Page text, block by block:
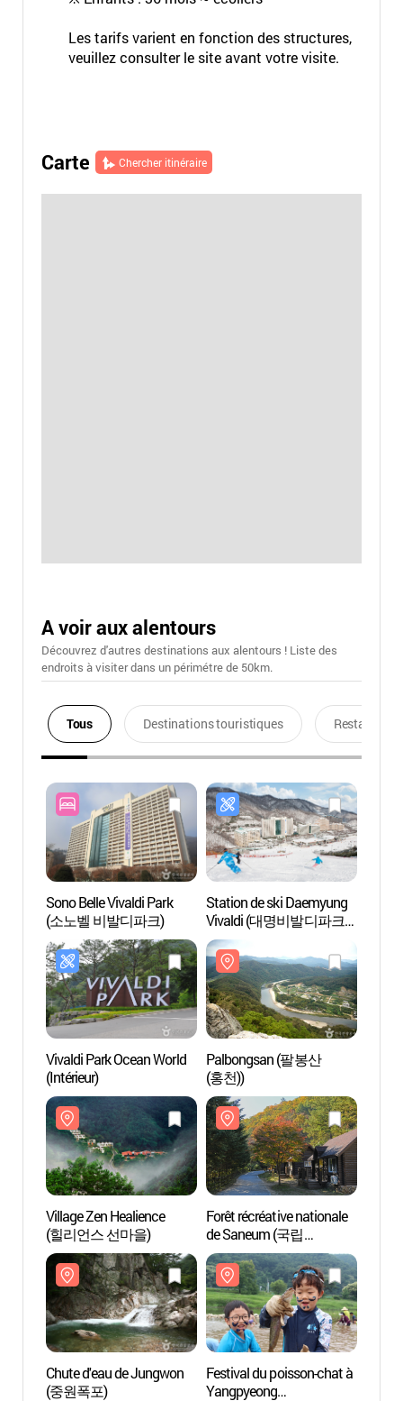
Les tarifs varient en fonction des structures,
veuillez consulter le site avant votre visite.
Carte Chercher itinéraire
A voir aux alentours
Découvrez d'autres destinations aux alentours ! Liste des
endroits à visiter dans un périmétre de 50km.
Tous Destinations touristiques Restaurants
Sono Belle Vivaldi Park
(소노벨 비발디파크)
Station de ski Daemyung
Vivaldi (대명비발디파크
스키월드)
Vivaldi Park Ocean World
(Intérieur)
Palbongsan (팔봉산
(홍천))
Village Zen Healience
(힐리언스 선마을)
Forêt récréative nationale
de Saneum (국립
산음자연휴양림)
Chute d'eau de Jungwon
(중원폭포)
Festival du poisson-chat à
Yangpyeong